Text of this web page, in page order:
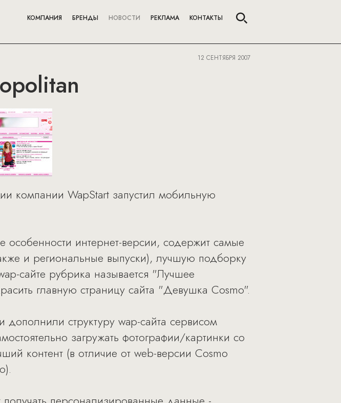
КОМПАНИЯ БРЕНДЫ НОВОСТИ РЕКЛАМА КОНТАКТЫ
12 СЕНТЯБРЯ 2007
компании WapStart запустил мобильную
интернет-версии, содержит самые
и региональные выпуски), лучшую подборку
сайте рубрика называется "Лучшее
главную страницу сайта "Девушка Cosmo".
структуру wap-сайта сервисом
загружать фотографии/картинки со
контент (в отличие от web-версии Cosmo